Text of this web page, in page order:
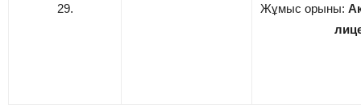
29. Жұмыс орыны: